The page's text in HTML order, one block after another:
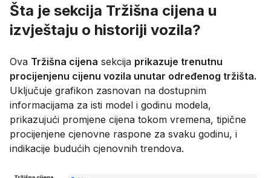
Šta je sekcija Tržišna cijena u
izvještaju o historiji vozila?
Ova Tržišna cijena sekcija prikazuje trenutnu
procijenjenu cijenu vozila unutar određenog tržišta.
Uključuje grafikon zasnovan na dostupnim
informacijama za isti model i godinu modela,
prikazujući promjene cijena tokom vremena, tipične
procijenjene cjenovne raspone za svaku godinu, i
indikacije budućih cjenovnih trendova.